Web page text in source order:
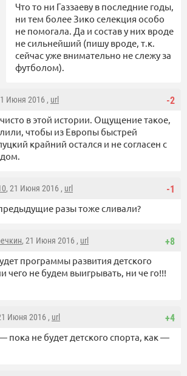
Что то ни Газзаеву в последние годы,
ни тем более Зико селекция особо
не помогала. Да и состав у них вроде
не сильнейший (пишу вроде, т.к.
сейчас уже внимательно не слежу за
футболом).
-2
Июня 2016 , url
в этой истории. Ощущение такое,
чтобы из Европы быстрей
крайний остался и не согласен с
-1
, 21 Июня 2016 , url
разы тоже сливали?
+8
, 21 Июня 2016 , url
программы развития детского
чего не будем выигрывать, ни че го!!!
+4
Июня 2016 , url
пока не будет детского спорта, как —